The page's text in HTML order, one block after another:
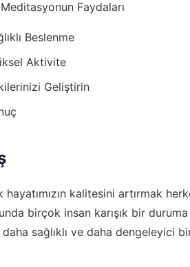
Meditasyonun Faydaları
Beslenme
Aktivite
Geliştirin
hayatımızın kalitesini artırmak
birçok insan karışık bir
sağlıklı ve daha dengeleyici